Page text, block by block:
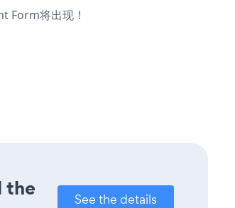
Form将出现！
the
See the details